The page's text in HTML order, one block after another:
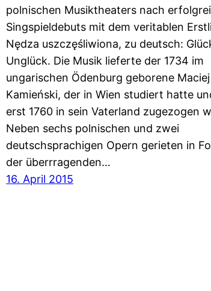
polnischen Musiktheaters nach
Singspieldebuts mit dem veritablen
Nędza uszczęśliwiona, zu deutsch:
Unglück. Die Musik lieferte der 1734 im
ungarischen Ödenburg geborene Maciej
Kamieński, der in Wien studiert hatte
erst 1760 in sein Vaterland zugezogen
Neben sechs polnischen und zwei
deutschsprachigen Opern gerieten in
der überrragenden…
16. April 2015